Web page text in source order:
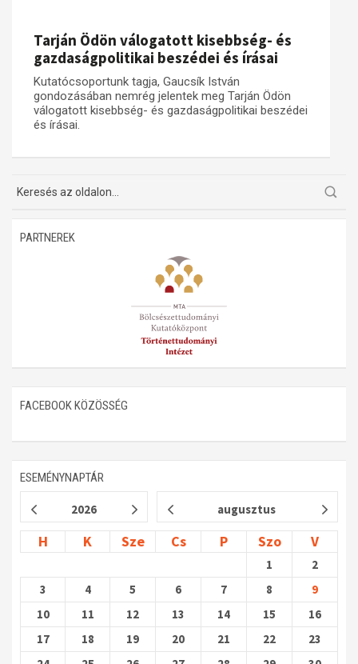
Tarján Ödön válogatott kisebbség- és
gazdaságpolitikai beszédei és írásai
Kutatócsoportunk tagja, Gaucsík István
gondozásában nemrég jelentek meg Tarján Ödön
válogatott kisebbség- és gazdaságpolitikai beszédei
és írásai.
PARTNEREK
FACEBOOK KÖZÖSSÉG
ESEMÉNYNAPTÁR
2026 augusztus
H K Sze Cs P Szo V
1
2
3
4 5 6 7 8
9
10
11 12 13 14 15
16
17
18 19 20 21 22
23